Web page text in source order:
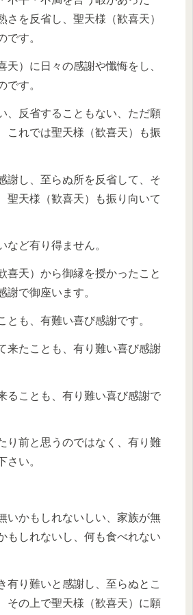
さを反省し、聖天様（歓喜天）
です。
天）に日々の感謝や懺悔をし、
です。
、反省することもない、ただ願
これでは聖天様（歓喜天）も振
謝し、至らぬ所を反省して、そ
聖天様（歓喜天）も振り向いて
など有り得ません。
喜天）から御縁を授かったこと
謝で御座います。
とも、有難い喜び感謝です。
来たことも、有り難い喜び感謝
ることも、有り難い喜び感謝で
り前と思うのではなく、有り難
さい。
いかもしれないしい、家族が無
もしれないし、何も食べれない
有り難いと感謝し、至らぬとこ
その上で聖天様（歓喜天）に願